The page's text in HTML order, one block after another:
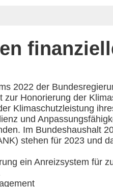
2022 der
Honorierung der
Klimaschutzleistung
und
Im Bundeshaushalt
stehen für 2023 und
ein Anreizsystem für